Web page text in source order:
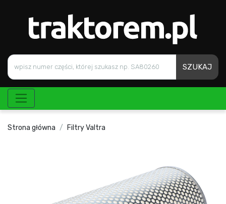
SZUKAJ
Strona główna Filtry Valtra